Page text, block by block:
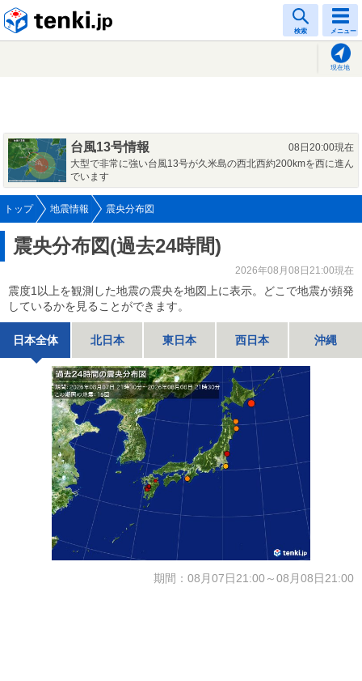
検索 メニュー
現在地
台風13号情報
08日20:00現在
大型で非常に強い台風13号が久米島の西北西約200kmを西に進ん
でいます
トップ 地震情報 震央分布図
震央分布図(過去24時間)
2026年08月08日21:00現在
震度1以上を観測した地震の震央を地図上に表示。どこで地震が頻発
しているかを見ることができます。
日本全体 北日本 東日本 西日本 沖縄
期間：08月07日21:00～08月08日21:00